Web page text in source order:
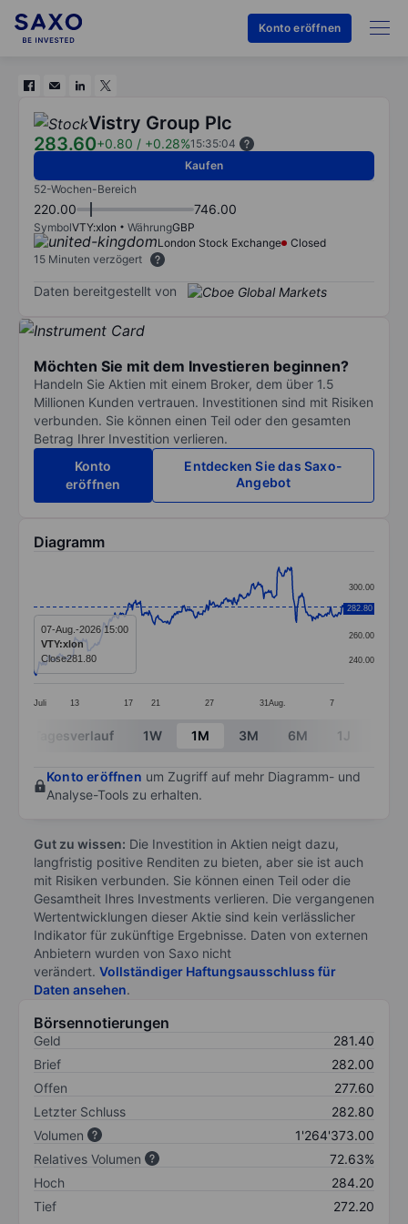
Konto eröffnen
Vistry Group Plc
283.60+0.80 / +0.28%15:35:04
Kaufen
52-Wochen-Bereich
220.00 746.00
SymbolVTY:xlon WährungGBP
London Stock Exchange
Closed
15 Minuten verzögert
Daten bereitgestellt von
Möchten Sie mit dem Investieren beginnen?
Handeln Sie Aktien mit einem Broker, dem über 1.5
Millionen Kunden vertrauen. Investitionen sind mit Risiken
verbunden. Sie können einen Teil oder den gesamten
Betrag Ihrer Investition verlieren.
Konto
eröffnen
Entdecken Sie das Saxo-
Angebot
Diagramm
Line chart with 391 data points.
The chart has 1 X axis displaying categories.
The chart has 1 Y axis displaying values. Data
Juli 13 17 21 27 31 Aug. 7
240.00
260.00
280.00
300.00
282.80
07-Aug.-2026 15:00
VTY:xlon
Close281.80
End of interactive chart.
Tagesverlauf 1W 1M 3M 6M 1J
Konto eröffnen um Zugriff auf mehr Diagramm- und
Analyse-Tools zu erhalten.
Gut zu wissen: Die Investition in Aktien neigt dazu,
langfristig positive Renditen zu bieten, aber sie ist auch
mit Risiken verbunden. Sie können einen Teil oder die
Gesamtheit Ihres Investments verlieren. Die vergangenen
Wertentwicklungen dieser Aktie sind kein verlässlicher
Indikator für zukünftige Ergebnisse. Daten von externen
Anbietern wurden von Saxo nicht
verändert. Vollständiger Haftungsausschluss für
Daten ansehen.
Börsennotierungen
Geld
281.40
Brief
282.00
Offen
277.60
Letzter Schluss
282.80
Volumen
1'264'373.00
Relatives Volumen
72.63%
Hoch
284.20
Tief
272.20